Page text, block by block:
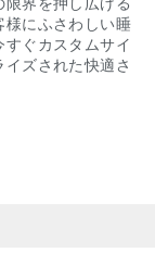
様にふさわしい睡
ぐカスタムサイ
ズされた快適さ